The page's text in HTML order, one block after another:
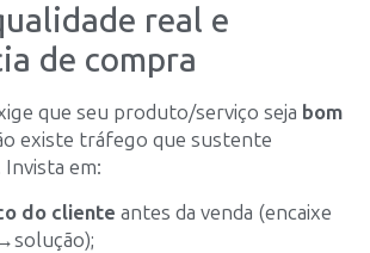
real e
de compra
que seu produto/serviço seja bom
existe tráfego que sustente
Invista em:
do cliente antes da venda (encaixe